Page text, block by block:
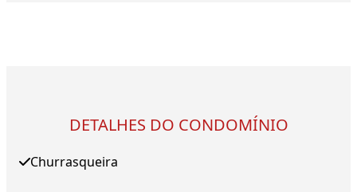
DETALHES DO CONDOMÍNIO
Churrasqueira